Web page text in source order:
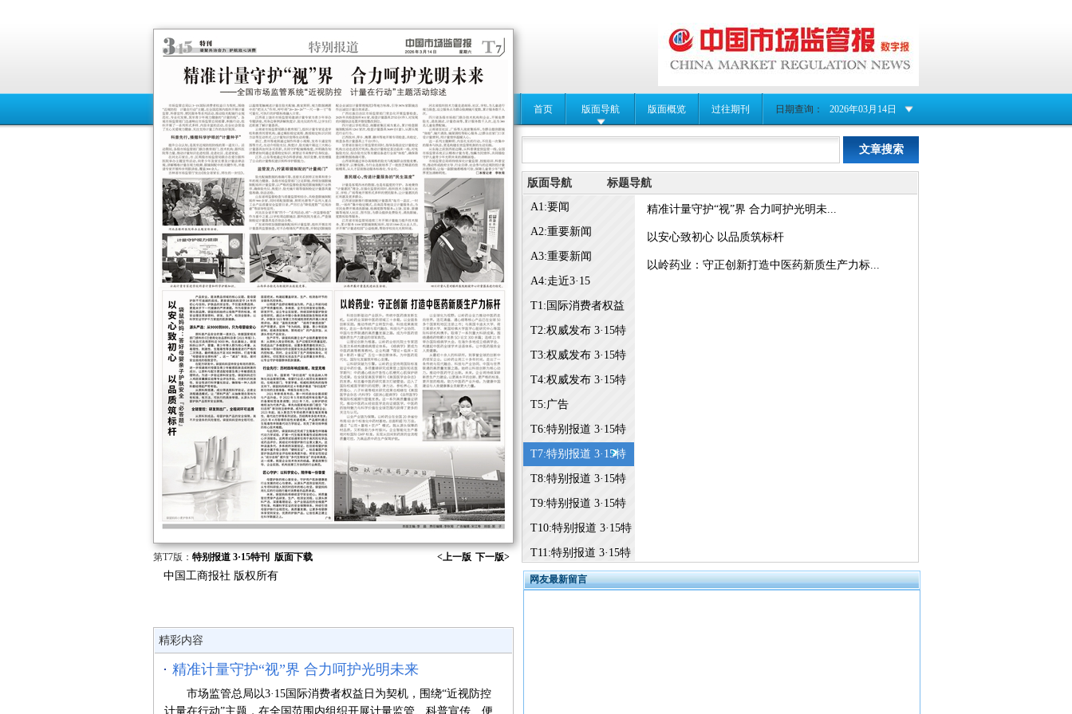
首页 版面导航 版面概览 过往期刊 日期查询： 2026年03月14日
第T7版： 特别报道 3·15特刊 版面下载 下一版>
<上一版
中国工商报社 版权所有
精彩内容
精准计量守护“视”界 合力呵护光明未来
市场监管总局以3·15国际消费者权益日为契机，围绕“近视防控
计量在行动”主题，在全国范围内组织开展计量监管、科普宣传、便
版面导航
标题导航
A1:要闻
A2:重要新闻
A3:重要新闻
A4:走近3·15
T1:国际消费者权益
日3·15特刊
T2:权威发布 3·15特
刊
T3:权威发布 3·15特
刊
T4:权威发布 3·15特
刊
T5:广告
T6:特别报道 3·15特
刊
T7:特别报道 3·15特
刊
T8:特别报道 3·15特
刊
T9:特别报道 3·15特
刊
T10:特别报道 3·15特
刊
T11:特别报道 3·15特
刊
T12:广告
精准计量守护“视”界 合力呵护光明未...
以安心致初心 以品质筑标杆
以岭药业：守正创新打造中医药新质生产力标...
网友最新留言